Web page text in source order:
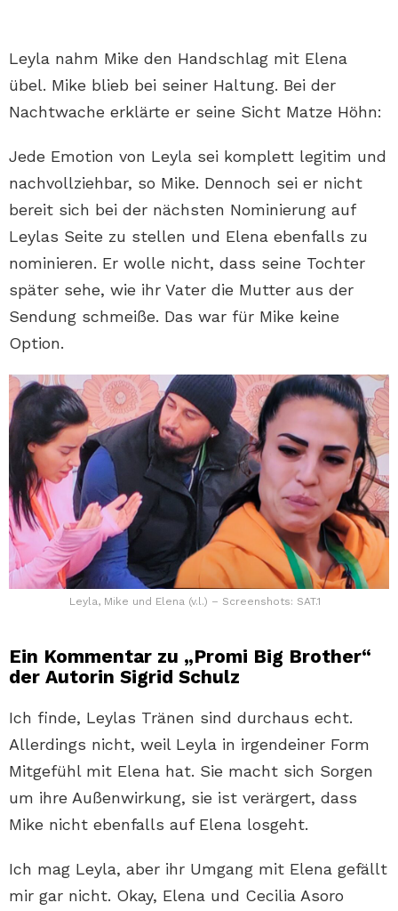
Leyla nahm Mike den Handschlag mit Elena
übel. Mike blieb bei seiner Haltung. Bei der
Nachtwache erklärte er seine Sicht Matze Höhn:
Jede Emotion von Leyla sei komplett legitim und
nachvollziehbar, so Mike. Dennoch sei er nicht
bereit sich bei der nächsten Nominierung auf
Leylas Seite zu stellen und Elena ebenfalls zu
nominieren. Er wolle nicht, dass seine Tochter
später sehe, wie ihr Vater die Mutter aus der
Sendung schmeiße. Das war für Mike keine
Option.
Leyla, Mike und Elena (v.l.) – Screenshots: SAT.1
Ein Kommentar zu „Promi Big Brother“
der Autorin Sigrid Schulz
Ich finde, Leylas Tränen sind durchaus echt.
Allerdings nicht, weil Leyla in irgendeiner Form
Mitgefühl mit Elena hat. Sie macht sich Sorgen
um ihre Außenwirkung, sie ist verärgert, dass
Mike nicht ebenfalls auf Elena losgeht.
Ich mag Leyla, aber ihr Umgang mit Elena gefällt
mir gar nicht. Okay, Elena und Cecilia Asoro